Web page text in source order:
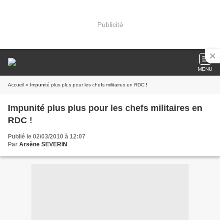
Publicité
MENU
Accueil » Impunité plus plus pour les chefs militaires en RDC !
Impunité plus plus pour les chefs militaires en
RDC !
Publié le 02/03/2010 à 12:07
Par Arsène SEVERIN